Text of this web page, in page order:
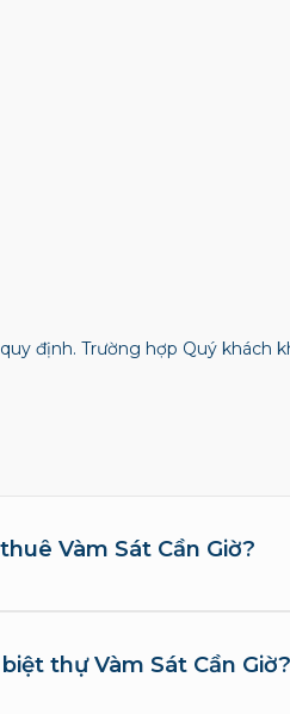
định. Trường hợp Quý khách
Vàm Sát Cần Giờ?
thự Vàm Sát Cần Giờ?